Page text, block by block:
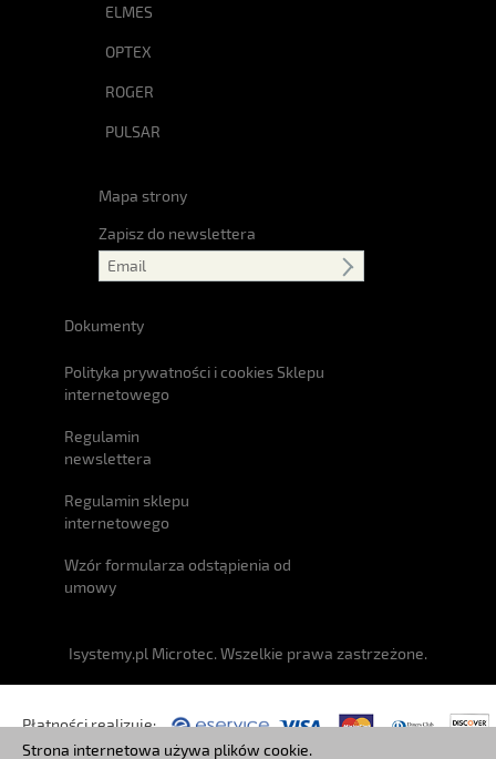
Strona internetowa używa plików cookie.
ELMES
OPTEX
ROGER
PULSAR
Mapa strony
Zapisz do newslettera
Dokumenty
Polityka prywatności i cookies Sklepu
internetowego
Regulamin
newslettera
Regulamin sklepu
internetowego
Wzór formularza odstąpienia od
umowy
Isystemy.pl Microtec. Wszelkie prawa zastrzeżone.
Płatności realizuje: